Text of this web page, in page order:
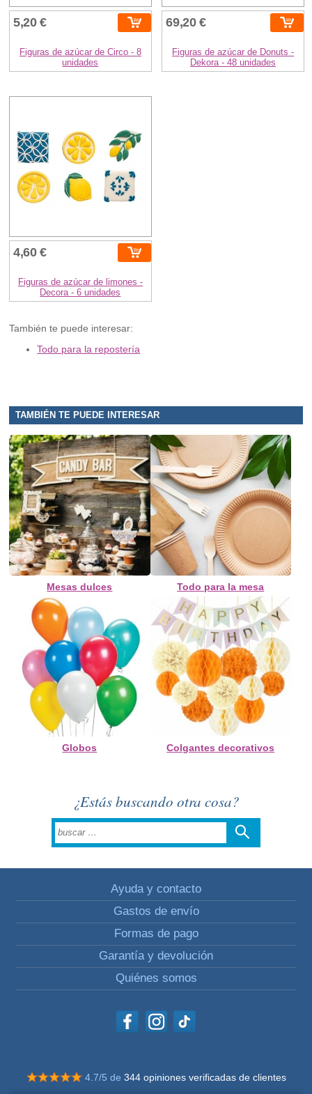
5,20 €
Figuras de azúcar de Circo - 8
unidades
69,20 €
Figuras de azúcar de Donuts -
Dekora - 48 unidades
4,60 €
Figuras de azúcar de limones -
Decora - 6 unidades
También te puede interesar:
Todo para la repostería
TAMBIÉN TE PUEDE INTERESAR
Mesas dulces Todo para la mesa
Globos Colgantes decorativos
¿Estás buscando otra cosa?
Ayuda y contacto
Gastos de envío
Formas de pago
Garantía y devolución
Quiénes somos
4.7/5 de 344 opiniones verificadas de clientes